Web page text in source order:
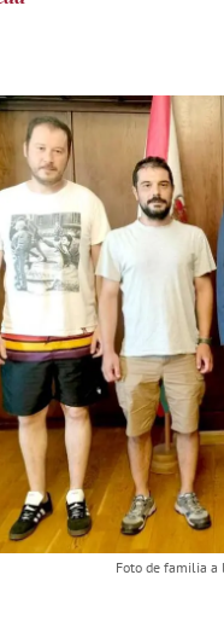
Foto de familia a